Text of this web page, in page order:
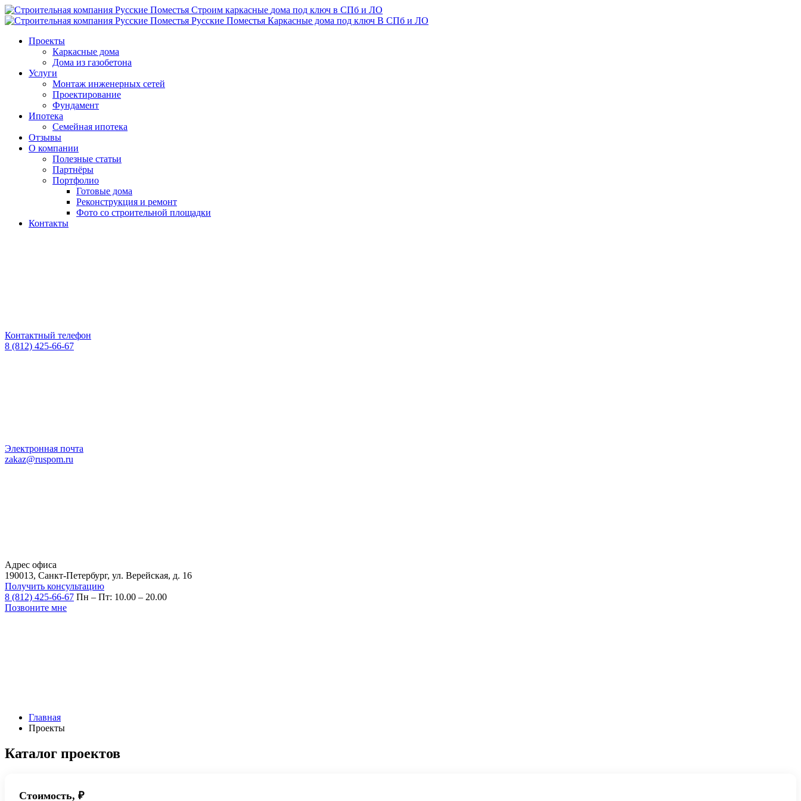
Строим каркасные дома под ключ в СПб и ЛО
Русские Поместья Каркасные дома под ключ В СПб и ЛО
Проекты
Каркасные дома
Дома из газобетона
Услуги
Монтаж инженерных сетей
Проектирование
Фундамент
Ипотека
Семейная ипотека
Отзывы
О компании
Полезные статьи
Партнёры
Портфолио
Готовые дома
Реконструкция и ремонт
Фото со строительной площадки
Контакты
Контактный телефон
8 (812) 425-66-67
Электронная почта
zakaz@ruspom.ru
Адрес офиса
190013, Санкт-Петербург, ул. Верейская, д. 16
Получить консультацию
8 (812) 425-66-67 Пн – Пт: 10.00 – 20.00
Позвоните мне
Главная
Проекты
Каталог проектов
Стоимость, ₽